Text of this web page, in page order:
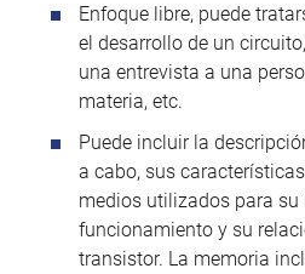
Enfoque libre, puede
el desarrollo de un
una entrevista a una
materia, etc.
Puede incluir la
a cabo, sus
medios utilizados para su
funcionamiento y su
transistor. La memoria